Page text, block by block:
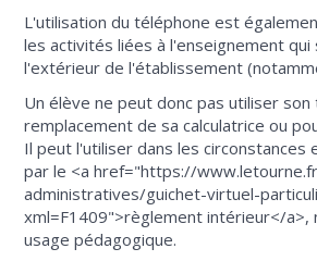
L'utilisation du téléphone est
les activités liées à l'enseignement qui
l'extérieur de l'établissement
Un élève ne peut donc pas utiliser son
remplacement de sa calculatrice ou
Il peut l'utiliser dans les circonstances
par le <a href="https://
administratives/guichet-virtuel-
xml=F1409">règlement intérieur</a>,
usage pédagogique.